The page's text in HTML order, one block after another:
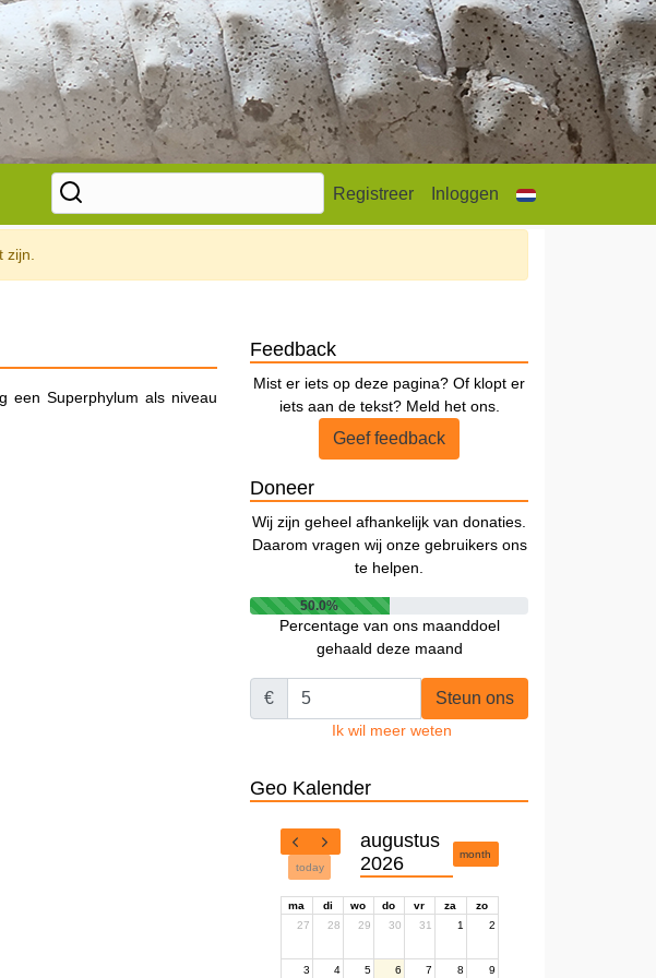
Registreer Inloggen
een Superphylum als niveau
Feedback
Mist er iets op deze pagina? Of klopt er
iets aan de tekst? Meld het ons.
Geef feedback
Doneer
Wij zijn geheel afhankelijk van donaties.
Daarom vragen wij onze gebruikers ons
te helpen.
50.0%
Percentage van ons maanddoel
gehaald deze maand
€ Steun ons
Ik wil meer weten
Geo Kalender
today
augustus
2026
month
ma di wo do vr za
zo
27
28 29 30 31 1 2
3 4 5 6 7 8 9